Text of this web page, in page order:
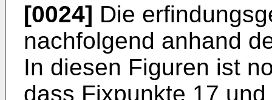
[0024] Die
nachfolgend anhand
In diesen Figuren ist
dass Fixpunkte 17